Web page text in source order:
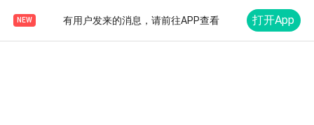
NEW 有用户发来的消息，请前往APP查看 打开App